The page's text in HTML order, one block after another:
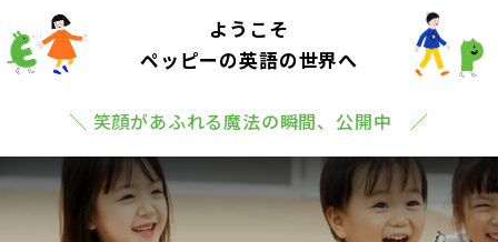
ようこそ
ペッピーの英語の世界へ
＼ 笑顔があふれる魔法の瞬間、公開中 ／